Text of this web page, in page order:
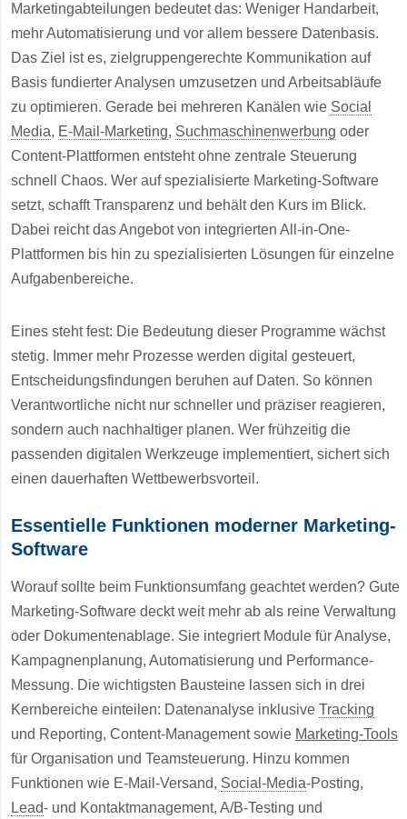
Marketingabteilungen bedeutet das: Weniger Handarbeit,
mehr Automatisierung und vor allem bessere Datenbasis.
Das Ziel ist es, zielgruppengerechte Kommunikation auf
Basis fundierter Analysen umzusetzen und Arbeitsabläufe
zu optimieren. Gerade bei mehreren Kanälen wie Social
Media, E-Mail-Marketing, Suchmaschinenwerbung oder
Content-Plattformen entsteht ohne zentrale Steuerung
schnell Chaos. Wer auf spezialisierte Marketing-Software
setzt, schafft Transparenz und behält den Kurs im Blick.
Dabei reicht das Angebot von integrierten All-in-One-
Plattformen bis hin zu spezialisierten Lösungen für einzelne
Aufgabenbereiche.
Eines steht fest: Die Bedeutung dieser Programme wächst
stetig. Immer mehr Prozesse werden digital gesteuert,
Entscheidungsfindungen beruhen auf Daten. So können
Verantwortliche nicht nur schneller und präziser reagieren,
sondern auch nachhaltiger planen. Wer frühzeitig die
passenden digitalen Werkzeuge implementiert, sichert sich
einen dauerhaften Wettbewerbsvorteil.
Essentielle Funktionen moderner Marketing-
Software
Worauf sollte beim Funktionsumfang geachtet werden? Gute
Marketing-Software deckt weit mehr ab als reine Verwaltung
oder Dokumentenablage. Sie integriert Module für Analyse,
Kampagnenplanung, Automatisierung und Performance-
Messung. Die wichtigsten Bausteine lassen sich in drei
Kernbereiche einteilen: Datenanalyse inklusive Tracking
und Reporting, Content-Management sowie Marketing-Tools
für Organisation und Teamsteuerung. Hinzu kommen
Funktionen wie E-Mail-Versand, Social-Media-Posting,
Lead- und Kontaktmanagement, A/B-Testing und